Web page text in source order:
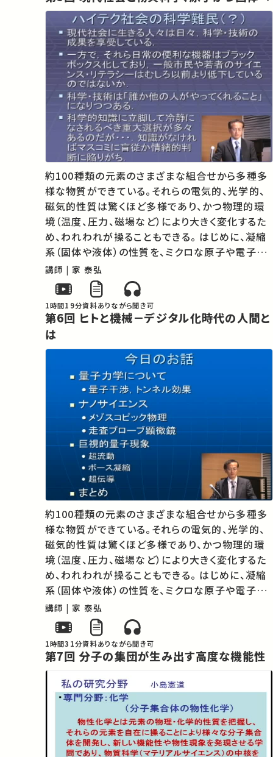
約100種類の元素のさまざまな組合せから多種多
様な物質ができている。それらの電気的、光学的、
磁気的性質は驚くほど多様であり、かつ物理的環
境（温度、圧力、磁場など）により大きく変化するた
め、われわれが操ることもできる。 はじめに、凝縮
系（固体や液体）の性質を、ミクロな原子や電子の
ふるまいから解き明かす。さらに自然には存在しな
い分子集合体を創ることによって、分子間相互作用
が生み出すさまざまな魅力ある現…
講師 | 家 泰弘
1時間19分資料ありながら聞き可
第6回 ヒトと機械－デジタル化時代の人間と
は
約100種類の元素のさまざまな組合せから多種多
様な物質ができている。それらの電気的、光学的、
磁気的性質は驚くほど多様であり、かつ物理的環
境（温度、圧力、磁場など）により大きく変化するた
め、われわれが操ることもできる。 はじめに、凝縮
系（固体や液体）の性質を、ミクロな原子や電子の
ふるまいから解き明かす。さらに自然には存在しな
い分子集合体を創ることによって、分子間相互作用
が生み出すさまざまな魅力ある現…
講師 | 家 泰弘
1時間31分資料ありながら聞き可
第7回 分子の集団が生み出す高度な機能性